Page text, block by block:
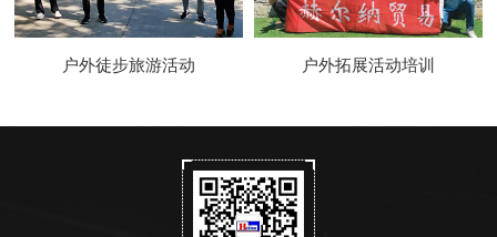
户外徒步旅游活动 户外拓展活动培训